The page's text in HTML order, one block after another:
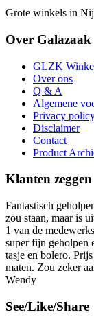
Grote winkels in
Over Galazaak
GLZK
Over ons
Q & A
Algemene
Privacy
Disclaimer
Contact
Product
Klanten zeggen
Fantastisch
zou staan, maar is
1 van de
super fijn geholpen
tasje en bolero.
maten. Zou zeker
Wendy
See/Like/Share